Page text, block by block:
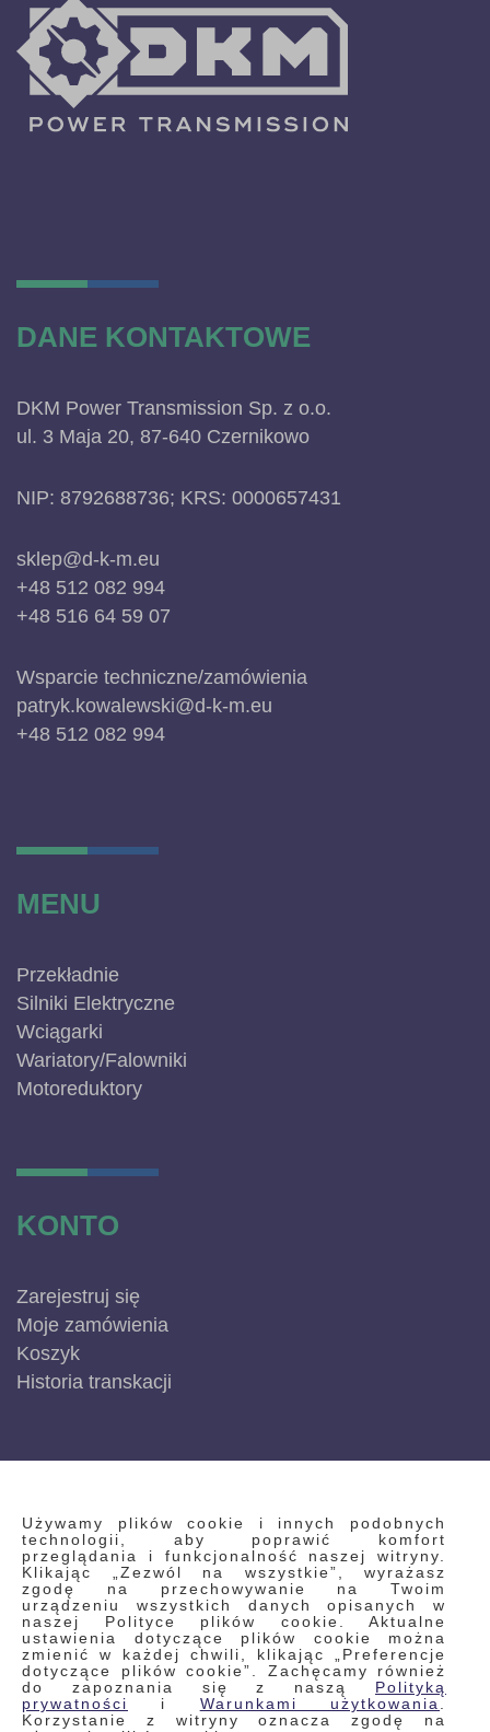
Używamy plików cookie i innych podobnych
technologii, aby poprawić komfort
przeglądania i funkcjonalność naszej witryny.
Klikając „Zezwól na wszystkie”, wyrażasz
zgodę na przechowywanie na Twoim
urządzeniu wszystkich danych opisanych w
naszej Polityce plików cookie. Aktualne
ustawienia dotyczące plików cookie można
zmienić w każdej chwili, klikając „Preferencje
dotyczące plików cookie”. Zachęcamy również
do zapoznania się z naszą Polityką
prywatności
i Warunkami użytkowania
Korzystanie z witryny oznacza zgodę na
DANE KONTAKTOWE
DKM Power Transmission Sp. z o.o.
ul. 3 Maja 20, 87-640 Czernikowo
NIP: 8792688736; KRS: 0000657431
sklep@d-k-m.eu
+48 512 082 994
+48 516 64 59 07
Wsparcie techniczne/zamówienia
patryk.kowalewski@d-k-m.eu
+48 512 082 994
MENU
Przekładnie
Silniki Elektryczne
Wciągarki
Wariatory/Falowniki
Motoreduktory
KONTO
Zarejestruj się
Moje zamówienia
Koszyk
Historia transkacji
INFORMACJE
Regulamin
Polityka prywatności i pliki cookie
Wyszukiwane frazy
Wyszukiwanie zaawansowane
Zamówienia